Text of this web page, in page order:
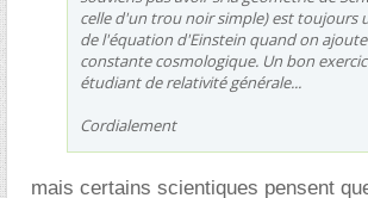
celle d'un trou noir simple) est toujours
de l'équation d'Einstein quand on
constante cosmologique. Un bon
étudiant de relativité générale...
Cordialement
mais certains scientiques pensent